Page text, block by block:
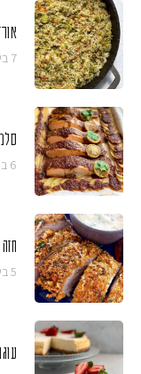
7 ביוני 2026
6 ביוני 2026
5 ביוני 2026